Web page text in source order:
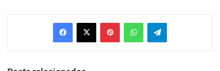
Facebook
X PinterestWhatsAppTelegram